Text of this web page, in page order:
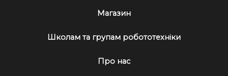
Магазин
Школам та групам робототехніки
Про нас